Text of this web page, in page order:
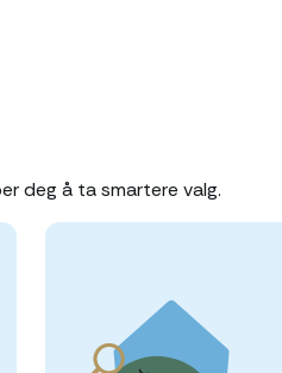
deg å ta smartere valg.